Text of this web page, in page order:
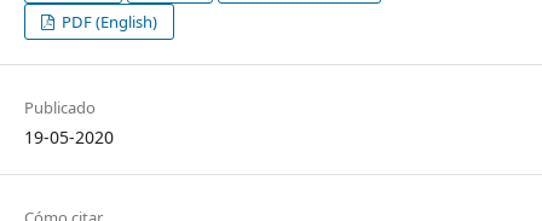
PDF (English)
Publicado
19-05-2020